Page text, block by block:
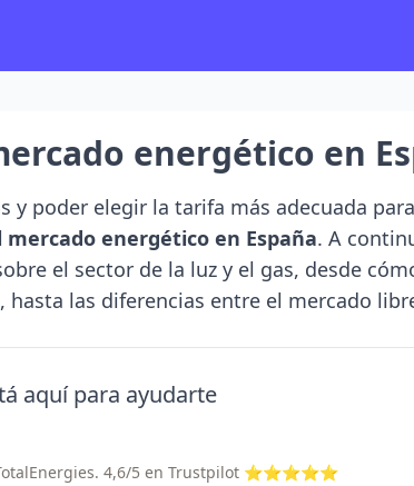
energético en
y poder elegir la tarifa más adecuada
mercado energético en España. A
el sector de la luz y el gas, desde
hasta las diferencias entre el mercado
aquí para ayudarte
4,6/5 en Trustpilot ⭐⭐⭐⭐⭐